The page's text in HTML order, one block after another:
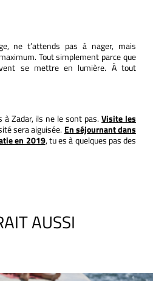
ne t’attends pas à nager, mais
Tout simplement parce que
se mettre en lumière. À tout
à Zadar, ils ne le sont pas.Visite les
sera aiguisée. En séjournant dans
en 2019, tu es à quelques pas des
AUSSI